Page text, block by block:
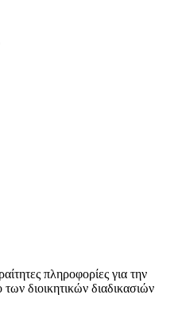
πληροφορίες για την
διοικητικών διαδικασιών